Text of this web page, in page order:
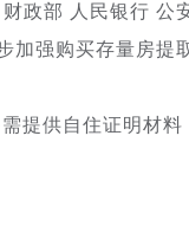
政部 人民银行 公
加强购买存量房提
提供自住证明材料